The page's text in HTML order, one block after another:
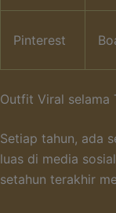
Pinterest
Outfit Viral selama
Setiap tahun, ada
luas di media
setahun terakhir